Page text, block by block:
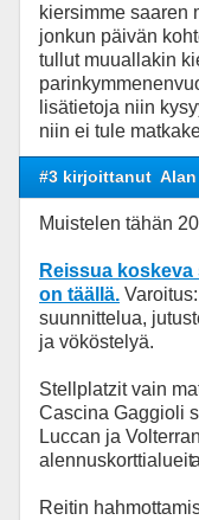
kiersimme saaren
jonkun päivän
tullut muuallakin
lisätietoja niin
niin ei tule
#3 kirjoittanut Alan
Muistelen tähän
Reissua
on täällä.
suunnittelua,
ja vököstelyä.
Stellplatzit vain
Cascina Gaggioli
Luccan ja
alennuskorttialueit
Reitin